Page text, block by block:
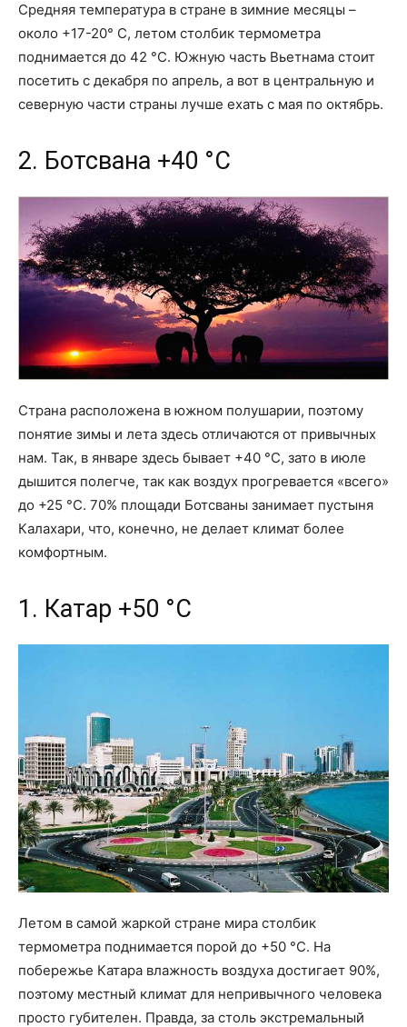
Средняя температура в стране в зимние месяцы –
около +17-20° С, летом столбик термометра
поднимается до 42 °С. Южную часть Вьетнама стоит
посетить с декабря по апрель, а вот в центральную и
северную части страны лучше ехать с мая по октябрь.
2. Ботсвана +40 °С
Страна расположена в южном полушарии, поэтому
понятие зимы и лета здесь отличаются от привычных
нам. Так, в январе здесь бывает +40 °С, зато в июле
дышится полегче, так как воздух прогревается «всего»
до +25 °С. 70% площади Ботсваны занимает пустыня
Калахари, что, конечно, не делает климат более
комфортным.
1. Катар +50 °С
Летом в самой жаркой стране мира столбик
термометра поднимается порой до +50 °С. На
побережье Катара влажность воздуха достигает 90%,
поэтому местный климат для непривычного человека
просто губителен. Правда, за столь экстремальный